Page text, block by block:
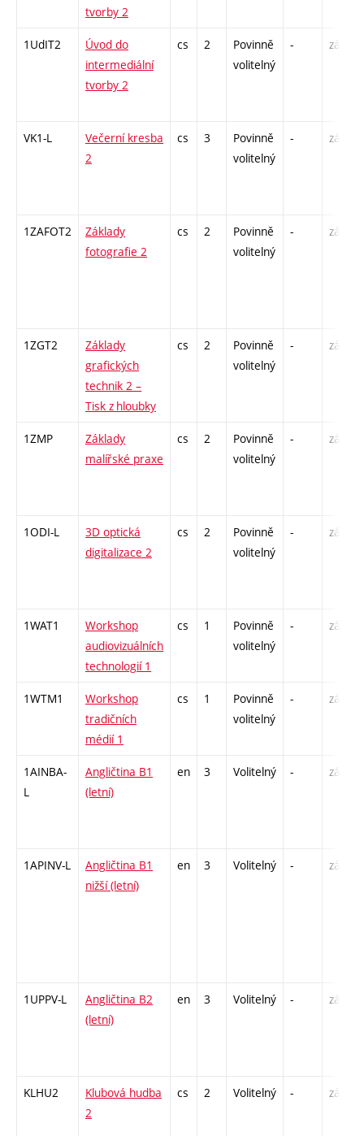
tvorby 2
1UdIT2
Úvod do
intermediální
tvorby 2
cs 2
Povinně
volitelný
- zá
VK1-L
Večerní kresba
2
cs 3
Povinně
volitelný
- zá,zk
1ZAFOT2
Základy
fotografie 2
cs 2
Povinně
volitelný
- zá
1ZGT2
Základy
grafických
technik 2 –
Tisk z hloubky
cs 2
Povinně
volitelný
- zá
1ZMP
Základy
malířské praxe
cs 2
Povinně
volitelný
- zá
1ODI-L
3D optická
digitalizace 2
cs 2
Povinně
volitelný
- zá
1WAT1
Workshop
audiovizuálních
technologií 1
cs 1
Povinně
volitelný
- zá
1WTM1
Workshop
tradičních
médií 1
cs 1
Povinně
volitelný
- zá
1AINBA-
L
Angličtina B1
(letní)
en 3 Volitelný - zá,zk
1APINV-L
Angličtina B1
nižší (letní)
en 3 Volitelný - zá
1UPPV-L
Angličtina B2
(letní)
en 3 Volitelný - zá,zk
KLHU2
Klubová hudba
2
cs 2 Volitelný - zá